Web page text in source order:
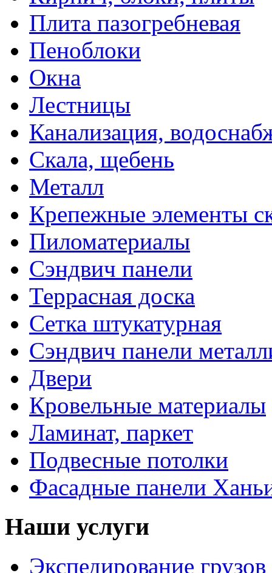
Плита пазогребневая
Пеноблоки
Окна
Лестницы
Канализация,
Скала, щебень
Металл
Крепежные элементы
Пиломатериалы
Сэндвич панели
Террасная доска
Сетка штукатурная
Сэндвич панели
Двери
Кровельные материалы
Ламинат, паркет
Подвесные потолки
Фасадные панели
Наши услуги
Экспедирование грузов